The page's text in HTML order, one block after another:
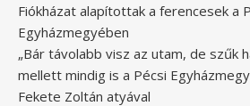
Fiókházat alapítottak a ferencesek a
Egyházmegyében
„Bár távolabb visz az utam, de szűk
mellett mindig is a Pécsi
Fekete Zoltán atyával